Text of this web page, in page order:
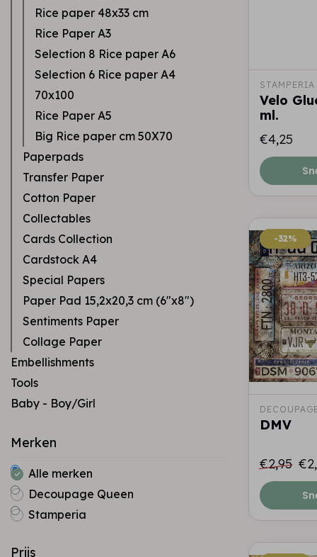
Rice paper 48x33 cm
Rice Paper A3
Selection 8 Rice paper A6
Selection 6 Rice paper A4
70x100
Rice Paper A5
Big Rice paper cm 50X70
Paperpads
Transfer Paper
Cotton Paper
Collectables
Cards Collection
Cardstock A4
Special Papers
Paper Pad 15,2x20,3 cm (6"x8")
Sentiments Paper
Collage Paper
Embellishments
Tools
Baby - Boy/Girl
Merken
Alle merken
Decoupage Queen
Stamperia
Prijs
STAMPERIA
Velo
ml.
€4,25
-32%
-32%
DMV
€2,95